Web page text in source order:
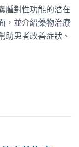
腫對性功能的潛在
，並介紹藥物治療
助患者改善症狀、